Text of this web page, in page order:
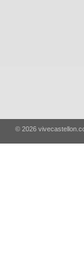
© 2026